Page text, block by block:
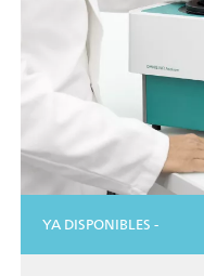
YA DISPONIBLES -